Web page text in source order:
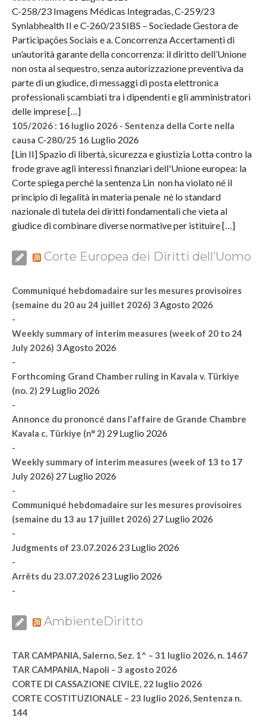
C-258/23 Imagens Médicas Integradas, C-259/23
Synlabhealth II e C-260/23 SIBS – Sociedade Gestora de
Participações Sociais e a. Concorrenza Accertamenti di
un’autorità garante della concorrenza: il diritto dell’Unione
non osta al sequestro, senza autorizzazione preventiva da
parte di un giudice, di messaggi di posta elettronica
professionali scambiati tra i dipendenti e gli amministratori
delle imprese […]
105/2026 : 16 luglio 2026 - Sentenza della Corte nella
causa C-280/25 16 Luglio 2026
[Lin II] Spazio di libertà, sicurezza e giustizia Lotta contro la
frode grave agli interessi finanziari dell'Unione europea: la
Corte spiega perché la sentenza Lin non ha violato né il
principio di legalità in materia penale né lo standard
nazionale di tutela dei diritti fondamentali che vieta al
giudice di combinare diverse normative per istituire […]
Corte Europea dei Diritti dell’Uomo
Communiqué hebdomadaire sur les mesures provisoires
(semaine du 20 au 24 juillet 2026) 3 Agosto 2026
-
Weekly summary of interim measures (week of 20 to 24
July 2026) 3 Agosto 2026
-
Forthcoming Grand Chamber ruling in Kavala v. Türkiye
(no. 2) 29 Luglio 2026
-
Annonce du prononcé dans l'affaire de Grande Chambre
Kavala c. Türkiye (n° 2) 29 Luglio 2026
-
Weekly summary of interim measures (week of 13 to 17
July 2026) 27 Luglio 2026
-
Communiqué hebdomadaire sur les mesures provisoires
(semaine du 13 au 17 juillet 2026) 27 Luglio 2026
-
Judgments of 23.07.2026 23 Luglio 2026
-
Arrêts du 23.07.2026 23 Luglio 2026
-
AmbienteDiritto
TAR CAMPANIA, Salerno, Sez. 1^ – 31 luglio 2026, n. 1467
TAR CAMPANIA, Napoli – 3 agosto 2026
CORTE DI CASSAZIONE CIVILE, 22 luglio 2026
CORTE COSTITUZIONALE – 23 luglio 2026, Sentenza n.
144